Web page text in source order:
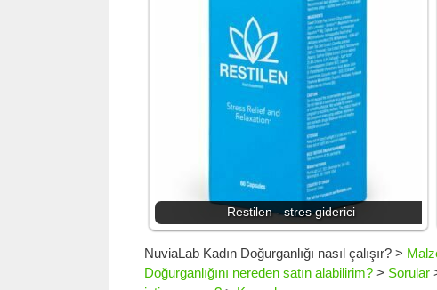
Restilen - stres giderici
NuviaLab Kadın Doğurganlığı nasıl çalışır? >
Doğurganlığını nereden satın alabilirim? > Sorular